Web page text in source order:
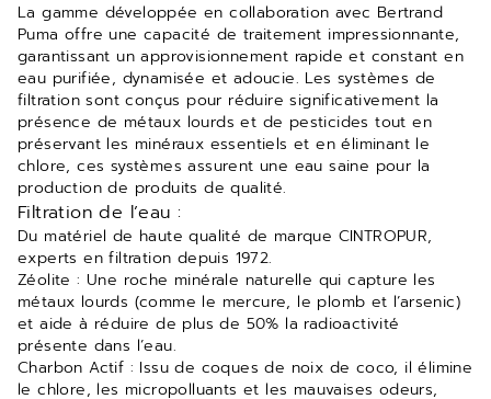
La gamme développée en collaboration avec Bertrand
Puma offre une capacité de traitement impressionnante,
garantissant un approvisionnement rapide et constant en
eau purifiée, dynamisée et adoucie. Les systèmes de
filtration sont conçus pour réduire significativement la
présence de métaux lourds et de pesticides tout en
préservant les minéraux essentiels et en éliminant le
chlore, ces systèmes assurent une eau saine pour la
production de produits de qualité.
Filtration de l’eau :
Du matériel de haute qualité de marque CINTROPUR,
experts en filtration depuis 1972.
Zéolite : Une roche minérale naturelle qui capture les
métaux lourds (comme le mercure, le plomb et l’arsenic)
et aide à réduire de plus de 50% la radioactivité
présente dans l’eau.
Charbon Actif : Issu de coques de noix de coco, il élimine
le chlore, les micropolluants et les mauvaises odeurs,